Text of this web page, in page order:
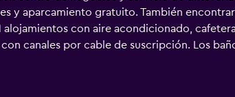
y aparcamiento gratuito. También
con aire acondicionado,
canales por cable de suscripción. Los
wifi gratis. Los servicios para las personas
existir restricciones). Se ofrece servicio de